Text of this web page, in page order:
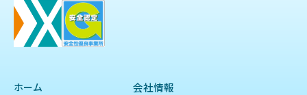
ホーム 会社情報